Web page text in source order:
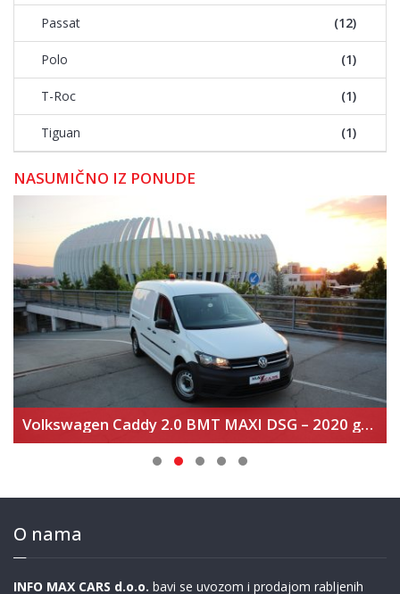
Passat (12)
Polo (1)
T-Roc (1)
Tiguan (1)
NASUMIČNO IZ PONUDE
Mercedes Benz V300d Long – Avantgarde – Airmatic
O nama
INFO MAX CARS d.o.o. bavi se uvozom i prodajom rabljenih